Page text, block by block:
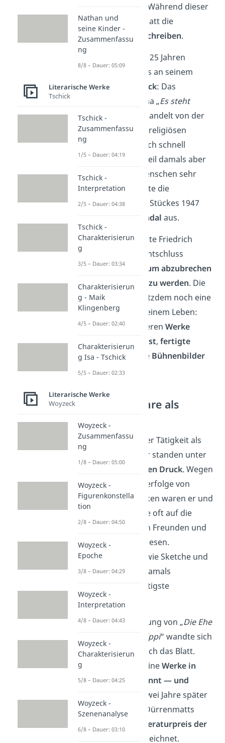
. Während dieser
Zeit fand Dürrenmatt die
Inspiration zum Schreiben.
Mit gerade einmal 25 Jahren
arbeitete er bereits an seinem
ersten Bühnenstück: Das
Wiedertäuferdrama „Es steht
geschrieben
“. Es handelt von der
Problematik einer religiösen
Haltung in einer sich schnell
ändernden Zeit. Weil damals aber
noch sehr viele Menschen sehr
gläubig waren, löste die
Uraufführung des Stückes 1947
Theaterskandal aus.
Bereits damals hatte Friedrich
Dürrenmatt den Entschluss
gefasst, das
Studium abzubrechen
und Schriftsteller zu werden. Die
Malerei spielte trotzdem noch eine
wichtige Rolle in seinem Leben:
Einige seiner späterenWerke
illustrierte er selbst,fertigte
Skizzenund ganze Bühnenbilder
für sie an.
Die ersten Jahre als
Die ersten Jahre der Tätigkeit als
freier Schriftsteller standen unter
großem finanziellen Druck. Wegen
anfänglicher Misserfolge von
Dürrenmatts Werken waren er und
seine junge Familie oft auf die
Unterstützung von Freunden und
Bekannten angewiesen.
Auftragsarbeiten wie Sketche und
Hörspiele waren damals
Dürrenmatts wichtigste
Einnahmequelle.
Mit der Uraufführung von „Die Ehe
des Herrn Mississippi“ wandte sich
1952 aber schließlich das Blatt.
Endlich wurden seineWerke in
Deutschland bekannt — und
. Bereits zwei Jahre später
wurde Friedrichs Dürrenmatts
Literaturpreis der
ausgezeichnet.
Nathan und
seine Kinder -
Zusammenfassu
ng
8/8 – Dauer: 05:09
Literarische Werke
Tschick
Tschick -
Zusammenfassu
ng
1/5 – Dauer: 04:19
Tschick -
Interpretation
2/5 – Dauer: 04:38
Tschick -
Charakterisierun
g
3/5 – Dauer: 03:34
Charakterisierun
g - Maik
Klingenberg
4/5 – Dauer: 02:40
Charakterisierun
g Isa - Tschick
5/5 – Dauer: 02:33
Literarische Werke
Woyzeck
Woyzeck -
Zusammenfassu
ng
1/8 – Dauer: 05:00
Woyzeck -
Figurenkonstella
tion
2/8 – Dauer: 04:50
Woyzeck -
Epoche
3/8 – Dauer: 04:29
Woyzeck -
Interpretation
4/8 – Dauer: 04:43
Woyzeck -
Charakterisierun
g
5/8 – Dauer: 04:25
Woyzeck -
Szenenanalyse
6/8 – Dauer: 03:10